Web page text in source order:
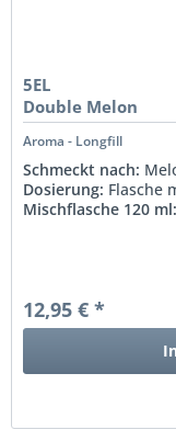
5EL
Double Melon
Aroma - Longfill
Schmeckt nach:
Dosierung: Flasche
Mischflasche 120 ml:
12,95 € *